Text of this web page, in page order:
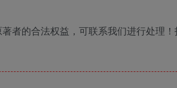
者的合法权益，可联系我们进行处理！